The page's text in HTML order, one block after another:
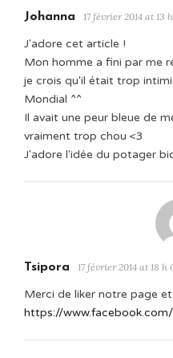
Johanna 17 février 2014 at 13
J'adore cet article !
Mon homme a fini par me
je crois qu'il était trop
Mondial ^^
Il avait une peur bleue de
vraiment trop chou <3
J'adore l'idée du potager
Tsipora 17 février 2014 at 18 h
Merci de liker notre page
https://